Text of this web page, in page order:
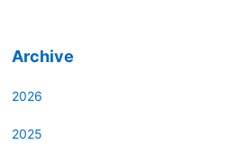
Archive
2026
2025